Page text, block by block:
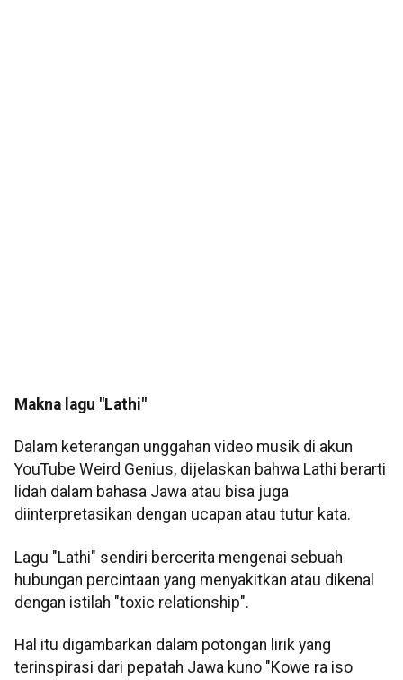
Makna lagu "Lathi"
Dalam keterangan unggahan video musik di akun
YouTube Weird Genius, dijelaskan bahwa Lathi berarti
lidah dalam bahasa Jawa atau bisa juga
diinterpretasikan dengan ucapan atau tutur kata.
Lagu "Lathi" sendiri bercerita mengenai sebuah
hubungan percintaan yang menyakitkan atau dikenal
dengan istilah "toxic relationship".
Hal itu digambarkan dalam potongan lirik yang
terinspirasi dari pepatah Jawa kuno "Kowe ra iso